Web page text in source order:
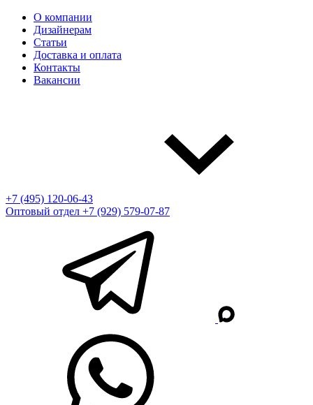
О компании
Дизайнерам
Статьи
Доставка и оплата
Контакты
Вакансии
+7 (495) 120-06-43
Оптовый отдел +7 (929) 579-07-87